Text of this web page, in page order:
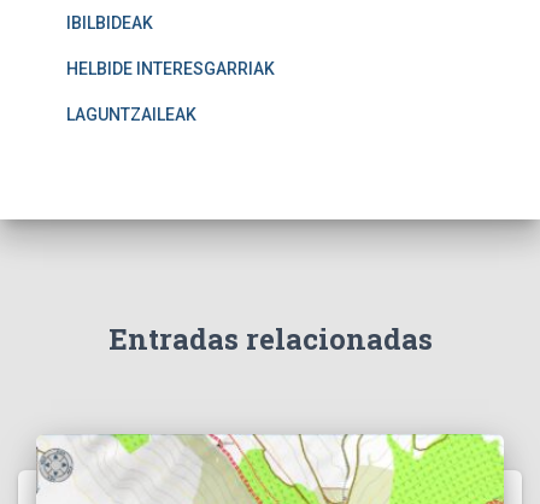
IBILBIDEAK
HELBIDE INTERESGARRIAK
LAGUNTZAILEAK
Entradas relacionadas